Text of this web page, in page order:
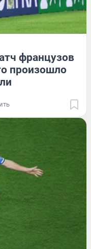
французов
произошло